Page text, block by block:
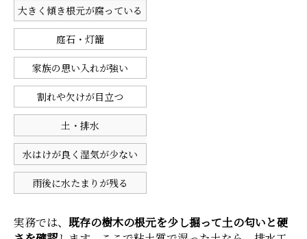
大きく傾き根元が腐っている
庭石・灯籠
家族の思い入れが強い
割れや欠けが目立つ
土・排水
水はけが良く湿気が少ない
雨後に水たまりが残る
実務では、 既存の樹木の根元を少し掘って土の匂いと硬